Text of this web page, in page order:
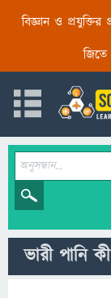
বিজ্ঞান ও প্রযুক্তির
জিতে
ভারী পানি